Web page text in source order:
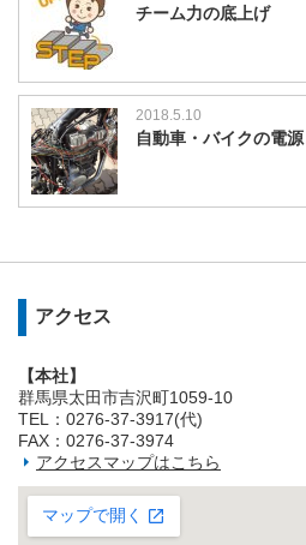
チーム力の底上げ
2018.5.10
自動車・バイクの電
アクセス
【本社】
群馬県太田市吉沢町1059-10
TEL：0276-37-3917(代)
FAX：0276-37-3974
アクセスマップはこちら